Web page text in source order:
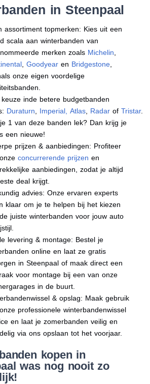
in Steenpaal
assortiment topmerken: Kies uit een
scala aan winterbanden van
merken zoals Michelin
,Goodyear en Bridgestone
onze eigen voordelige
keuze inde betere budgetbanden
Duraturn Imperial Atlas Radar ofTristar.
1 van deze banden lek? Dan krijg je
een nieuwe!
prijzen & aanbiedingen: Profiteer
concurrerende prijzen en
aanbiedingen, zodat je altijd
deal krijgt.
advies: Onze ervaren experts
klaar om je te helpen bij het kiezen
juiste winterbanden voor jouw auto
levering & montage: Bestel je
online en laat ze gratis
in Steenpaal of maak direct een
voor montage bij een van onze
in de buurt.
& opslag: Maak gebruik
professionele winterbandenwissel
en laat je zomerbanden veilig en
via ons opslaan tot het voorjaar.
kopen in
was nog nooit zo